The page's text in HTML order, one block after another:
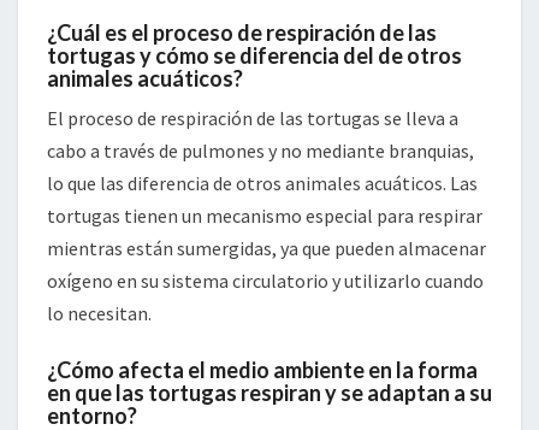
¿Cuál es el proceso de respiración de las
tortugas y cómo se diferencia del de otros
animales acuáticos?
El proceso de respiración de las tortugas se lleva a
cabo a través de pulmones y no mediante branquias,
lo que las diferencia de otros animales acuáticos. Las
tortugas tienen un mecanismo especial para respirar
mientras están sumergidas, ya que pueden almacenar
oxígeno en su sistema circulatorio y utilizarlo cuando
lo necesitan.
¿Cómo afecta el medio ambiente en la forma
en que las tortugas respiran y se adaptan a su
entorno?